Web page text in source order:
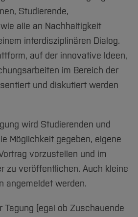
G
Projekte
Entwicklung
Hochschule
Hochschule
Studierende,
alle an Nachhaltigkeit
interdisziplinären Dialog.
auf der innovative Ideen,
im Bereich der
und diskutiert werden
wird Studierenden und
Möglichkeit gegeben, eigene
vorzustellen und im
zu veröffentlichen. Auch kleine
angemeldet werden.
Tagung (egal ob Zuschauende